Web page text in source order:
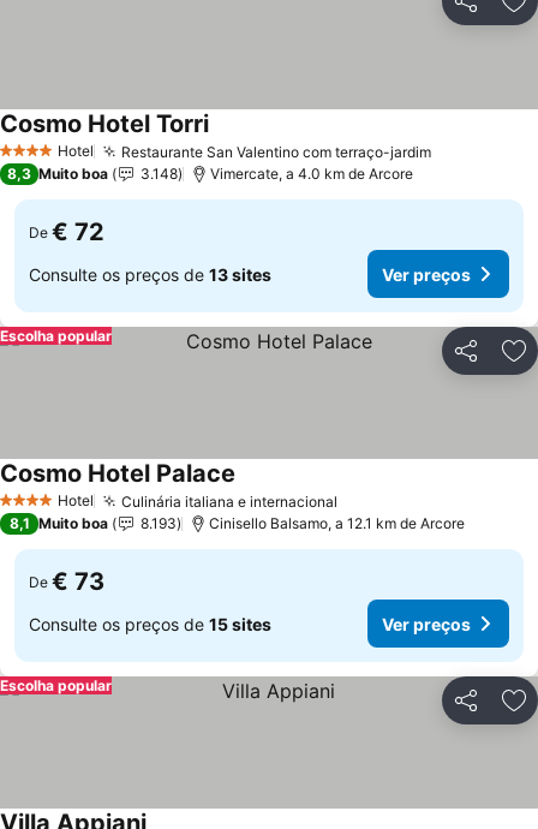
Partilhar
4 EstrelasHotel Restaurante San Valentino com terraço-jardim
Cosmo Hotel Torri
8,3 Muito boa 3.148 Vimercate, a 4.0 km de Arcore
De € 72
Consulte os preços de 13 sites Ver preços
Partilhar
Escolha popular
4 EstrelasHotel Culinária italiana e internacional
Cosmo Hotel Palace
8,1 Muito boa 8.193 Cinisello Balsamo, a 12.1 km de Arcore
De € 73
Consulte os preços de 15 sites Ver preços
Partilhar
Escolha popular
Villa Appiani